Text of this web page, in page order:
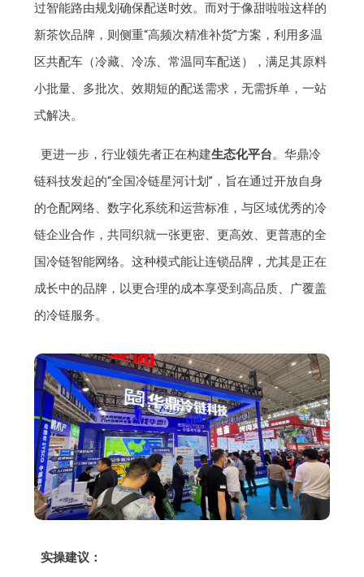
过智能路由规划确保配送时效。而对于像甜啦啦这样的
新茶饮品牌，则侧重“高频次精准补货”方案，利用多温
区共配车（冷藏、冷冻、常温同车配送），满足其原料
小批量、多批次、效期短的配送需求，无需拆单，一站
式解决。
更进一步，行业领先者正在构建生态化平台。华鼎冷
链科技发起的“全国冷链星河计划”，旨在通过开放自身
的仓配网络、数字化系统和运营标准，与区域优秀的冷
链企业合作，共同织就一张更密、更高效、更普惠的全
国冷链智能网络。这种模式能让连锁品牌，尤其是正在
成长中的品牌，以更合理的成本享受到高品质、广覆盖
的冷链服务。
实操建议：